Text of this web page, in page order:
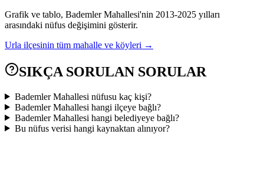
Grafik ve tablo, BademlerMahallesi'nin 2013-2025 yılları
arasındaki nüfus değişimini gösterir.
Urla ilçesinin tüm mahalle ve köyleri →
SIKÇA SORULAN SORULAR
Bademler Mahallesi nüfusu kaç kişi?
Bademler Mahallesi hangi ilçeye bağlı?
Bademler Mahallesi hangi belediyeye bağlı?
Bu nüfus verisi hangi kaynaktan alınıyor?